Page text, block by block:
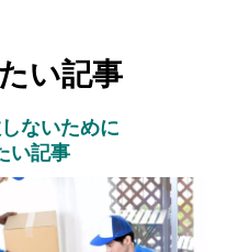
い記事
ないために
い記事